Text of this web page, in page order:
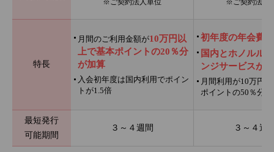
※ご契約法人単位 ※ご契約法人
特長
月間のご利用金額が10万円以
上で基本ポイントの20％分
が加算
入会初年度は国内利用でポイン
トが1.5倍
初年度の年会費
国内とホノルル
ンジサービスが
月間利用が10万円
ポイントの50％分
最短発行
可能期間
３～４週間 ３～４週